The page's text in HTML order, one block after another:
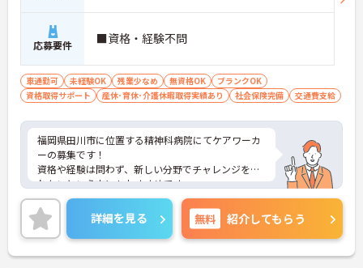
応募要件 ■資格・経験不問
車通勤可 未経験OK 残業少なめ 無資格OK
ブランクOK
資格取得サポート
産休･育休･介護休暇取得実績あり 社会保険完備 交通費支給
福岡県田川市に位置する精神科病院にてケアワーカ
ーの募集です！
資格や経験は問わず、新しい分野でチャレンジをさ
れたいという方にもおすすめです。
ご興味ある方には、面接対策ポイントなど、さらに
詳細をお話しいたしますのでお気軽にご相談くださ
い！
詳細を見る 無料 紹介してもらう